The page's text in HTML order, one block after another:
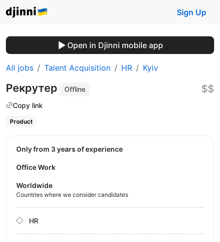
Sign Up
Open in Djinni mobile app
All jobs Talent Acquisition HR Kyiv
Рекрутер
Offline
Copy link
$$
Product
Only from 3 years of experience
Office Work
Worldwide
Countries where we consider candidates
HR